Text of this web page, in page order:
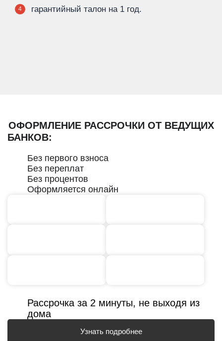
4 гарантийный талон на 1 год.
ОФОРМЛЕНИЕ РАССРОЧКИ ОТ ВЕДУЩИХ
БАНКОВ:
Без первого взноса
Без переплат
Без процентов
Оформляется онлайн
Рассрочка за 2 минуты, не выходя из
дома
Узнать подробнее